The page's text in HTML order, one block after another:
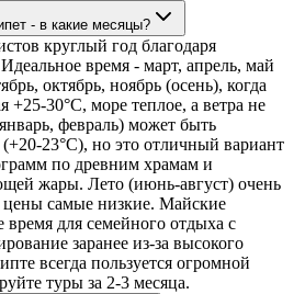
- в какие месяцы?
круглый год благодаря
время - март, апрель, май
октябрь, ноябрь (осень), когда
+25-30°C, море теплое, а ветра не
февраль) может быть
23°C), но это отличный вариант
по древним храмам и
жары. Лето (июнь-август) очень
цены самые низкие. Майские
время для семейного отдыха с
заранее из-за высокого
всегда пользуется огромной
туры за 2-3 месяца.